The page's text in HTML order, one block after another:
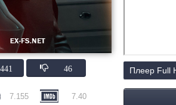
441 46
7.155 7.40
Плеер Full